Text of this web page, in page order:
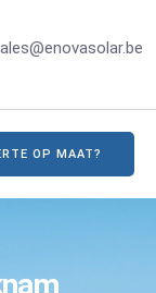
OP MAAT?